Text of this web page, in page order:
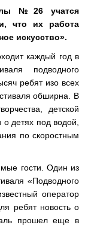
№26 учатся
что их работа
искусство».
каждый год в
подводного
ребят изо всех
обширна. В
детской
детях под водой,
по скоростным
гости. Один из
«Подводного
оператор
ребят новость о
прошел еще в